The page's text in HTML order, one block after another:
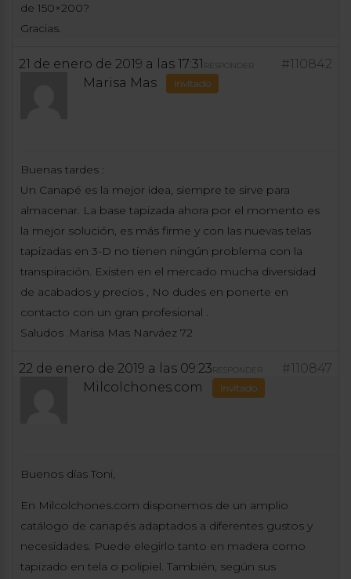
de 150×200?
Gracias.
21 de enero de 2019 a las 17:31 #110842
RESPONDER
Marisa Mas Invitado
Buenas tardes :
Un Canapé es la mejor idea, siempre te sirve para
almacenar. La base tapizada ahora por el momento es
la mejor solución, es más firme y con las nuevas telas
tapizadas en 3-D no tienen ningún problema con la
transpiración. Existen en el mercado mucha diversidad
de acabados y precios , No dudes en ponerte en
contacto con un gran profesional .
Saludos .Marisa Mas Narváez 72
22 de enero de 2019 a las 09:23 #110847
RESPONDER
Milcolchones.com Invitado
Buenos días Toni,
En Milcolchones.com disponemos de un amplio
catálogo de canapés adaptados a diferentes gustos y
necesidades. Puede elegirlo tanto en madera como
tapizado en tela o polipiel. También, según sus